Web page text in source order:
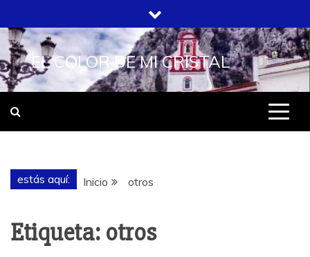
al
contenido
EL COLOR DE MI CRISTAL
estás aquí: Inicio otros
Etiqueta: otros